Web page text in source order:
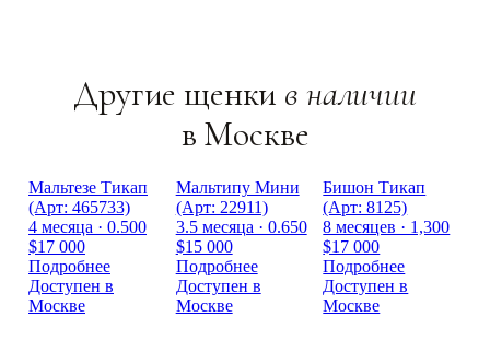
Другие щенки в наличии
в Москве
Мальтезе Тикап
(Арт: 465733)
4 месяца · 0.500
$17 000
Подробнее
Доступен в
Москве
Мальтипу Мини
(Арт: 22911)
3.5 месяца · 0.650
$15 000
Подробнее
Доступен в
Москве
Бишон Тикап
(Арт: 8125)
8 месяцев · 1,300
$17 000
Подробнее
Доступен в
Москве